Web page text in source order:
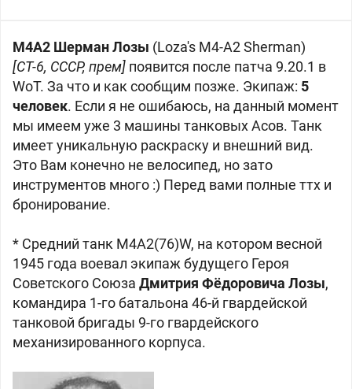
М4А2 Шерман Лозы (Loza's M4-A2 Sherman)
[СТ-6, СССР, прем] появится после патча 9.20.1 в
WoT. За что и как сообщим позже. Экипаж: 5
человек. Если я не ошибаюсь, на данный момент
мы имеем уже 3 машины танковых Асов. Танк
имеет уникальную раскраску и внешний вид.
Это Вам конечно не велосипед, но зато
инструментов много :) Перед вами полные ттх и
бронирование.
* Средний танк M4A2(76)W, на котором весной
1945 года воевал экипаж будущего Героя
Советского Союза Дмитрия Фёдоровича Лозы,
командира 1-го батальона 46-й гвардейской
танковой бригады 9-го гвардейского
механизированного корпуса.